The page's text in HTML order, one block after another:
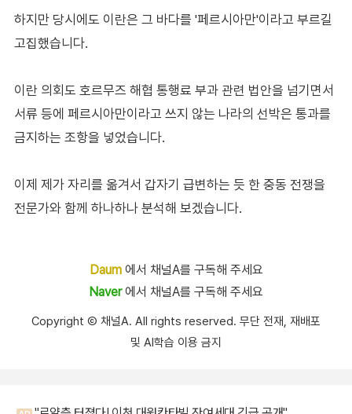
하지만 당시에도 이란은 그 바다를 '페르시아만'이라고 부르길
고집했습니다.
이란 의회도 호르무즈 해협 통행료 부과 관련 법안을 넘기면서
서류 등에 페르시아만이라고 쓰지 않는 나라의 선박은 통과를
금지하는 조항을 넣었습니다.
이제 제가 자리를 옮겨서 갑자기 급변하는 듯 한 중동 전쟁을
전문가와 함께 하나하나 분석해 보겠습니다.
Daum에서 채널A를 구독해 주세요
Naver에서 채널A를 구독해 주세요
Copyright Ⓒ 채널A. All rights reserved. 무단 전재, 재배포
및 AI학습 이용 금지